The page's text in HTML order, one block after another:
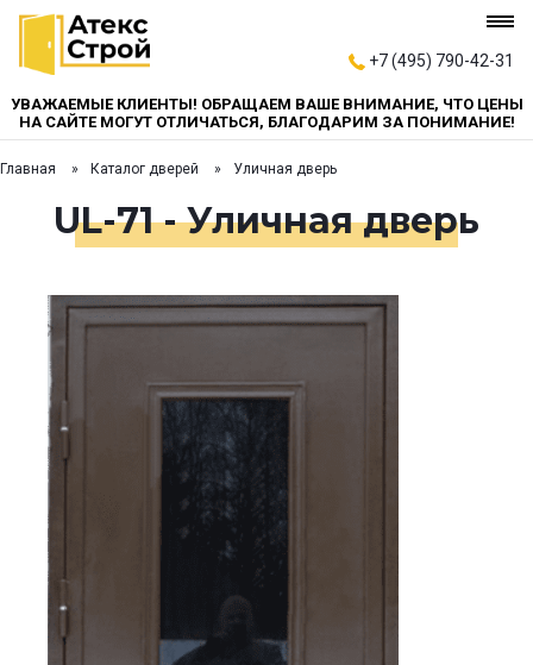
+7 (495) 790-42-31
УВАЖАЕМЫЕ КЛИЕНТЫ! ОБРАЩАЕМ ВАШЕ ВНИМАНИЕ, ЧТО ЦЕНЫ
НА САЙТЕ МОГУТ ОТЛИЧАТЬСЯ, БЛАГОДАРИМ ЗА ПОНИМАНИЕ!
Главная Каталог дверей Уличная дверь
UL-71 - Уличная дверь